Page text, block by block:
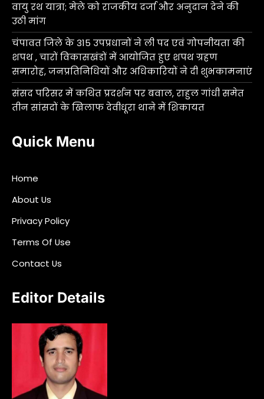
वायु रथ यात्रा; मेले को राजकीय दर्जा और अनुदान देने की
उठी मांग
चंपावत जिले के 315 उपप्रधानों ने ली पद एवं गोपनीयता की
शपथ , चारों विकासखंडों में आयोजित हुए शपथ ग्रहण
समारोह, जनप्रतिनिधियों और अधिकारियों ने दी शुभकामनाएं
संसद परिसर में कथित प्रदर्शन पर बवाल, राहुल गांधी समेत
तीन सांसदों के खिलाफ देवीधूरा थाने में शिकायत
Quick Menu
Home
About Us
Privacy Policy
Terms Of Use
Contact Us
Editor Details